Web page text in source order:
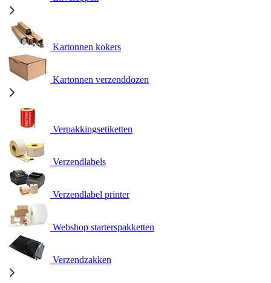
Kartonnen kokers
Kartonnen verzenddozen
Verpakkingsetiketten
Verzendlabels
Verzendlabel printer
Webshop starterspakketten
Verzendzakken